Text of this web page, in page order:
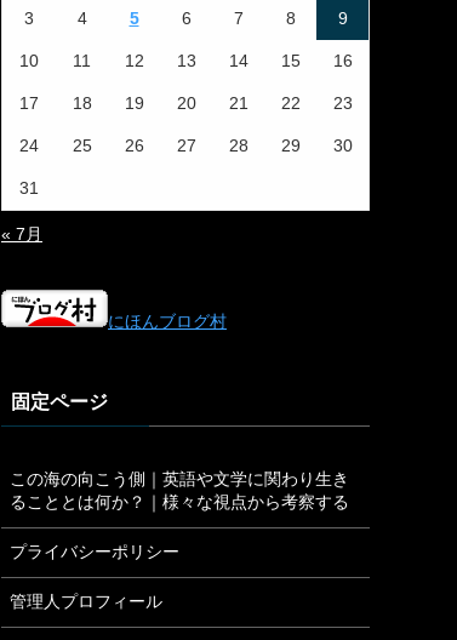
3 4 5 6 7 8 9
10 11 12 13 14 15 16
17 18 19 20 21 22 23
24 25 26 27 28 29 30
31
« 7月
にほんブログ村
固定ページ
この海の向こう側｜英語や文学に関わり生き
ることとは何か？｜様々な視点から考察する
プライバシーポリシー
管理人プロフィール